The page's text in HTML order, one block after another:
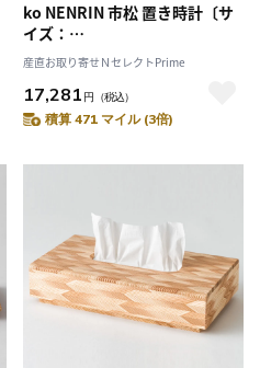
ko NENRIN 市松 置き時計〔サ
イズ：
W124×H124×D38mm、単三
電池1本〕［北海道・離島 配送
不可］
産直お取り寄せＮセレクトPrime
17,281 円 （税込）
積算 471 マイル (3倍)